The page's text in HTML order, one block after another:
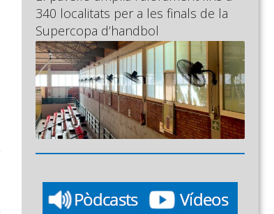
340 localitats per a les finals de la
Supercopa d’handbol